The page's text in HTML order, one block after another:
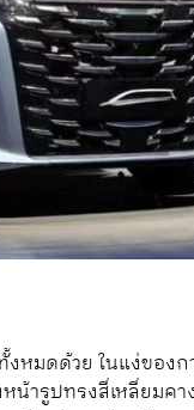
งหมดด้วย ในแง่ของ
น้ารูปทรงสี่เหลี่ยมค